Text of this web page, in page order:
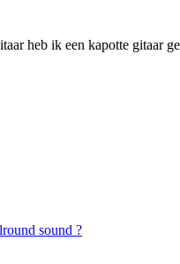
heb ik een kapotte gitaar
sound ?